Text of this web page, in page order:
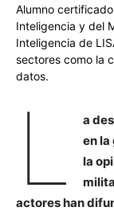
Alumno
Inteligencia y del
Inteligencia de
sectores como la
datos.
L
a
en la
la
actores han